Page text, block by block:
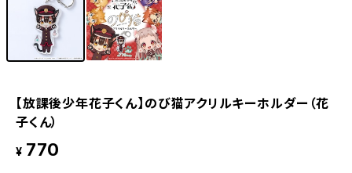
【放課後少年花子くん】のび猫アクリルキーホルダー（花
子くん）
¥ 770